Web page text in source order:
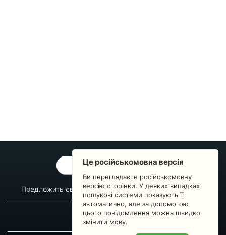
ОБРАТНАЯ СВЯЗЬ
Предложить свой вопрос Статистика изменений
О сервисе
Преподавателям
Новости
Пульс страны
Це російськомовна версія
Ви переглядаєте російськомовну
версію сторінки. У деяких випадках
пошукові системи показують її
автоматично, але за допомогою
цього повідомлення можна швидко
змінити мову.